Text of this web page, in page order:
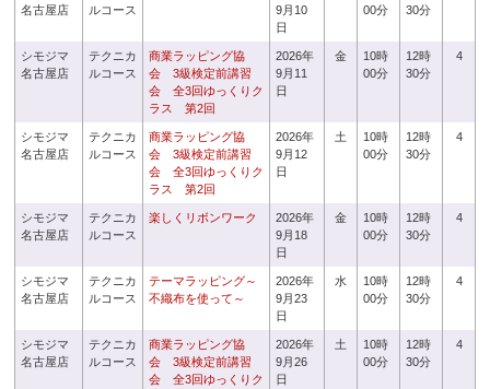
名古屋店
ルコース
9月10
日
00分
30分
シモジマ
名古屋店
テクニカ
ルコース
商業ラッピング協
会 3級検定前講習
会 全3回ゆっくりク
ラス 第2回
2026年
9月11
日
金
10時
00分
12時
30分
4
シモジマ
名古屋店
テクニカ
ルコース
商業ラッピング協
会 3級検定前講習
会 全3回ゆっくりク
ラス 第2回
2026年
9月12
日
土
10時
00分
12時
30分
4
シモジマ
名古屋店
テクニカ
ルコース
楽しくリボンワーク
2026年
9月18
日
金
10時
00分
12時
30分
4
シモジマ
名古屋店
テクニカ
ルコース
テーマラッピング～
不織布を使って～
2026年
9月23
日
水
10時
00分
12時
30分
4
シモジマ
名古屋店
テクニカ
ルコース
商業ラッピング協
会 3級検定前講習
会 全3回ゆっくりク
2026年
9月26
日
土
10時
00分
12時
30分
4